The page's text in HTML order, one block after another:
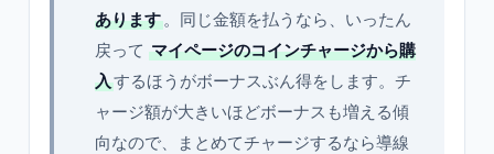
あります。同じ金額を払うなら、いったん
戻って マイページのコインチャージから購
入するほうがボーナスぶん得をします。チ
ャージ額が大きいほどボーナスも増える傾
向なので、まとめてチャージするなら導線